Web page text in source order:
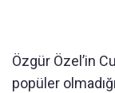
Özgür Özel’in
popüler